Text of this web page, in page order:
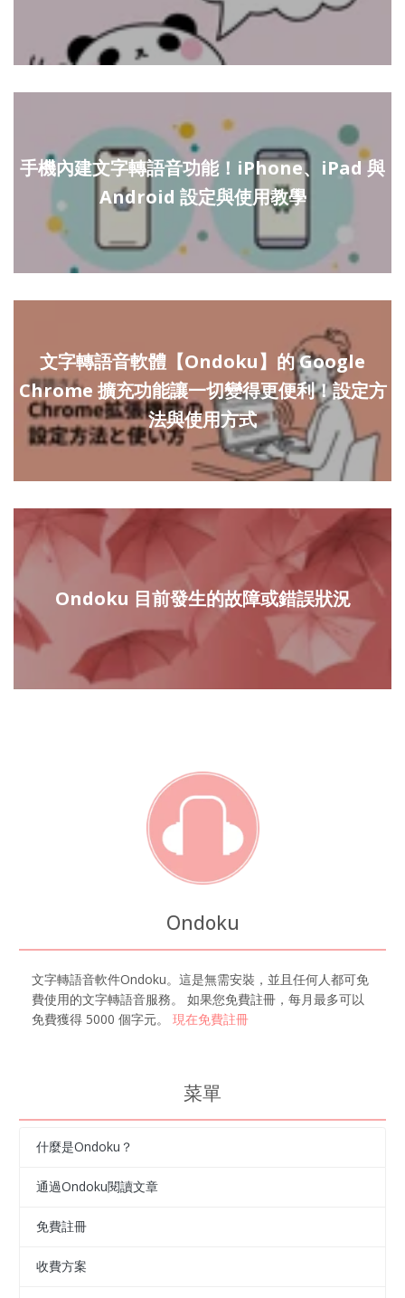
手機內建文字轉語音功能！iPhone、iPad 與
Android 設定與使用教學
文字轉語音軟體【Ondoku】的 Google
Chrome 擴充功能讓一切變得更便利！設定方
法與使用方式
Ondoku 目前發生的故障或錯誤狀況
Ondoku
文字轉語音軟件Ondoku。這是無需安裝，並且任何人都可免
費使用的文字轉語音服務。 如果您免費註冊，每月最多可以
免費獲得 5000 個字元。 現在免費註冊
菜單
什麼是Ondoku？
通過Ondoku閱讀文章
免費註冊
收費方案